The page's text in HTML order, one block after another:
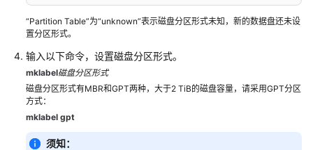
API
参
考
(巴
黎
区
域)
用
户
“Partition Table”为“unknown”表示磁盘分区形式未知，新的数据盘还未设
置分区形式。
输入以下命令，设置磁盘分区形式。
mklabel磁盘分区形式
磁盘分区形式有MBR和GPT两种，大于2 TiB的磁盘容量，请采用GPT分区
方式：
mklabel gpt
须知：